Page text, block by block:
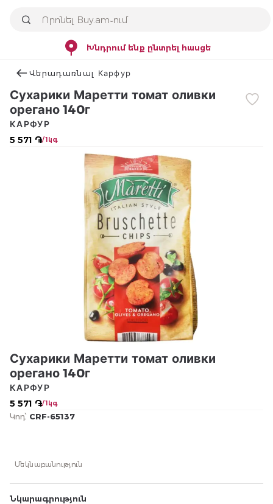
Խնդրում ենք ընտրել հասցե
Վերադառնալ Карфур
Сухарики Маретти томат оливки
орегано 140г
5 571 ֏/ 1կգ
КАРФУР
Сухарики Маретти томат оливки
орегано 140г
5 571 ֏/ 1կգ
КАРФУР
Կոդ՝ CRF-65137
Մեկնաբանություն
Նկարագրություն